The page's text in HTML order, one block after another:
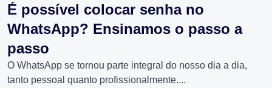
É possível colocar senha no
WhatsApp? Ensinamos o passo a
passo
O WhatsApp se tornou parte integral do nosso dia a dia,
tanto pessoal quanto profissionalmente....